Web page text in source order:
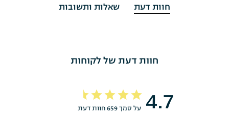
חוות דעת שאלות ותשובות
חוות דעת של לקוחות
4.7 על סמך 659 חוות דעת